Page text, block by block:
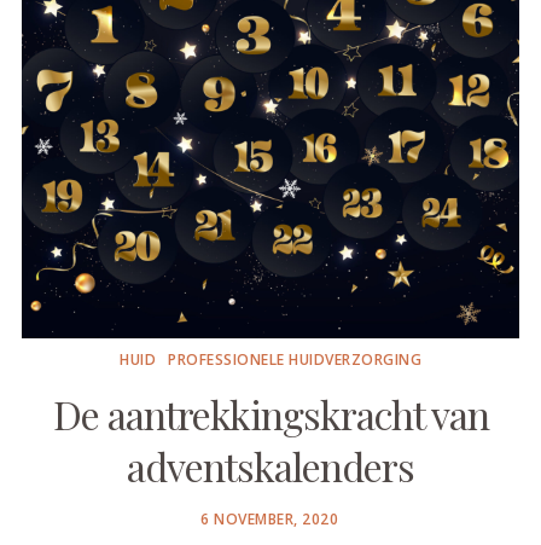
HUID PROFESSIONELE HUIDVERZORGING
De aantrekkingskracht van
adventskalenders
POSTED
6 NOVEMBER, 2020